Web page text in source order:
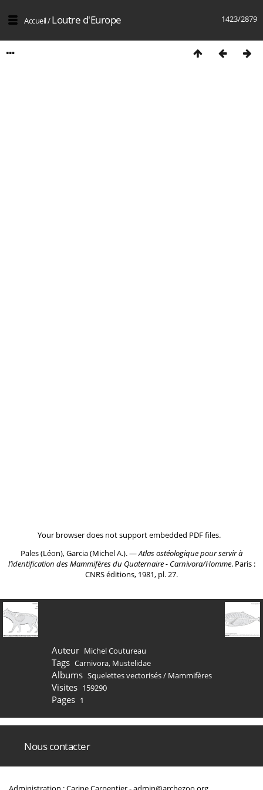
1423/2879
Accueil/Loutre d'Europe
Your browser does not support embedded PDF files.
Pales (Léon), Garcia (Michel A.). ―Atlas ostéologique pour servir à
l’identification des Mammifères du Quaternaire - Carnivora/Homme. Paris :
CNRS éditions, 1981, pl. 27.
Auteur Michel Coutureau
Tags Carnivora, Mustelidae
Albums Squelettes vectorisés/ Mammifères
Visites 159290
Pages 1
Nous contacter